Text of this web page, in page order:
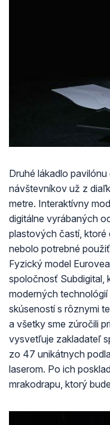
Druhé lákadlo
návštevníkov už z
metre. Interaktívny
digitálne vyrábaných
plastových častí, ktoré
nebolo potrebné
Fyzický model
spoločnosť Subdigital,
moderných
skúseností s rôznymi
a všetky sme zúročili
vysvetľuje zakladateľ
zo 47 unikátnych
laserom. Po ich
mrakodrapu, ktorý